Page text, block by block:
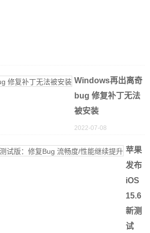
Windows再出离奇
bug 修复补丁无法
被安装
2022-07-08
苹果
发布
iOS
15.6
新测
试